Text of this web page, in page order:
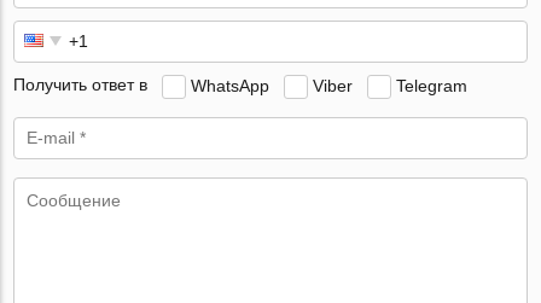
Получить ответ в WhatsApp Viber Telegram